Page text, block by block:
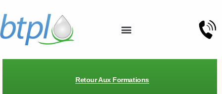
Retour Aux Formations